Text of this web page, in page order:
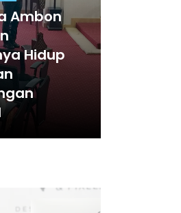
Ambon
Hidup